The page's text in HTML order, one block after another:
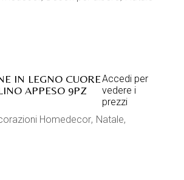
IN LEGNO CUORE
APPESO 9PZ
Accedi per
vedere i
prezzi
Homedecor Natale